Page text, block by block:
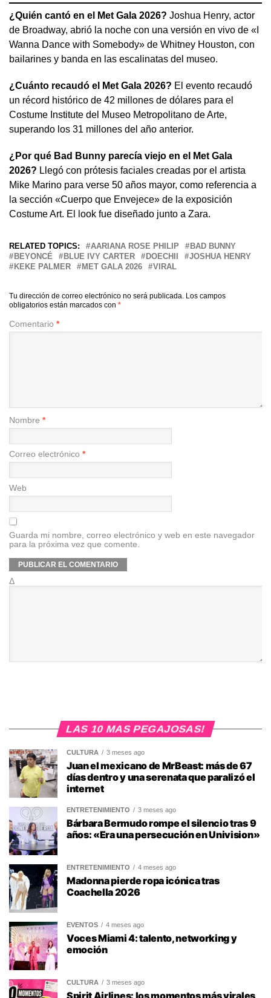
¿Quién cantó en el Met Gala 2026? Joshua Henry, actor
de Broadway, abrió la noche con una versión en vivo de «I
Wanna Dance with Somebody» de Whitney Houston, con
bailarines y banda en las escalinatas del museo.
¿Cuánto recaudó el Met Gala 2026? El evento recaudó
un récord histórico de 42 millones de dólares para el
Costume Institute del Museo Metropolitano de Arte,
superando los 31 millones del año anterior.
¿Por qué Bad Bunny parecía viejo en el Met Gala
2026? Llegó con prótesis faciales creadas por el artista
Mike Marino para verse 50 años mayor, como referencia a
la sección «Cuerpo que Envejece» de la exposición
Costume Art. El look fue diseñado junto a Zara.
RELATED TOPICS: AARIANA ROSE PHILIP
BAD BUNNY
BEYONCÉ
BLUE IVY CARTER DOECHII
JOSHUA HENRY
KEKE PALMER
MET GALA 2026 VIRAL
Tu dirección de correo electrónico no será publicada. Los campos
obligatorios están marcados con *
Comentario *
Nombre *
Correo electrónico *
Web
Guarda mi nombre, correo electrónico y web en este navegador
para la próxima vez que comente.
Δ
LAS 10 MAS PEGAJOSAS!
CULTURA 3 meses ago
Juan el mexicano de MrBeast: más de 67
días dentro y una serenata que paralizó el
internet
ENTRETENIMIENTO 3 meses ago
Bárbara Bermudo rompe el silencio tras 9
años: «Era una persecución en Univision»
ENTRETENIMIENTO 4 meses ago
Madonna pierde ropa icónica tras
Coachella 2026
EVENTOS 4 meses ago
Voces Miami 4: talento, networking y
emoción
CULTURA 3 meses ago